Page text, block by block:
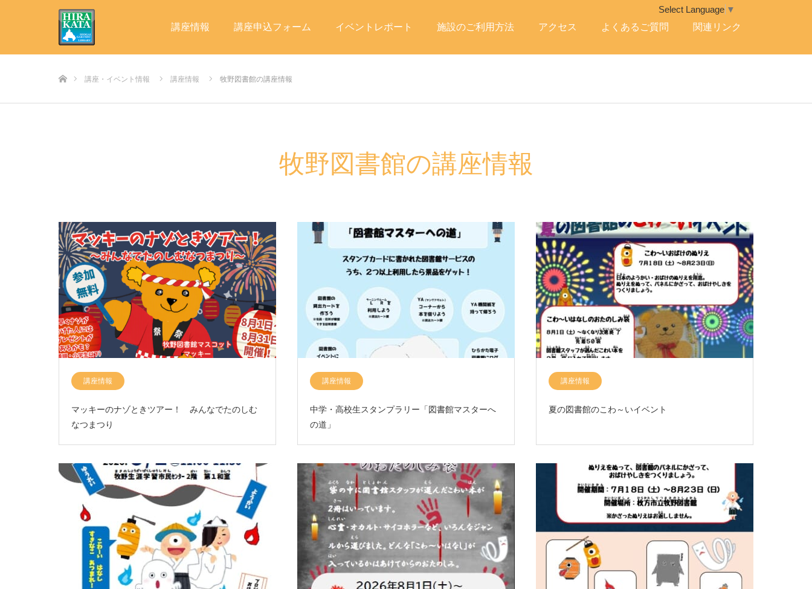
講座情報 講座申込フォーム イベントレポート 施設のご利用方法 アクセス よくあるご質問 関連リンク
Select Language ▼
講座・イベント情報 講座情報 牧野図書館の講座情報
牧野図書館の講座情報
講座情報
マッキーのナゾときツアー！ みんなでたのしむ
なつまつり
講座情報
中学・高校生スタンプラリー「図書館マスターへ
の道」
講座情報
夏の図書館のこわ～いイベント